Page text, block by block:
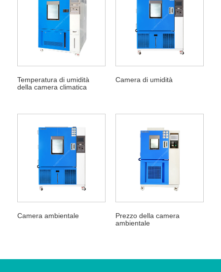
Temperatura di umidità
della camera climatica
Camera di umidità
Camera ambientale
Prezzo della camera
ambientale